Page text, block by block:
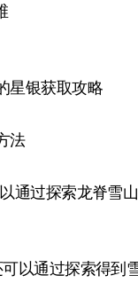
银获取攻略
法
过探索龙脊雪山
通过探索得到